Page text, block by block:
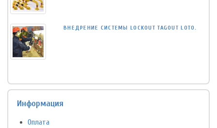
ВНЕДРЕНИЕ СИСТЕМЫ LOCKOUT TAGOUT LOTO.
Информация
Оплата